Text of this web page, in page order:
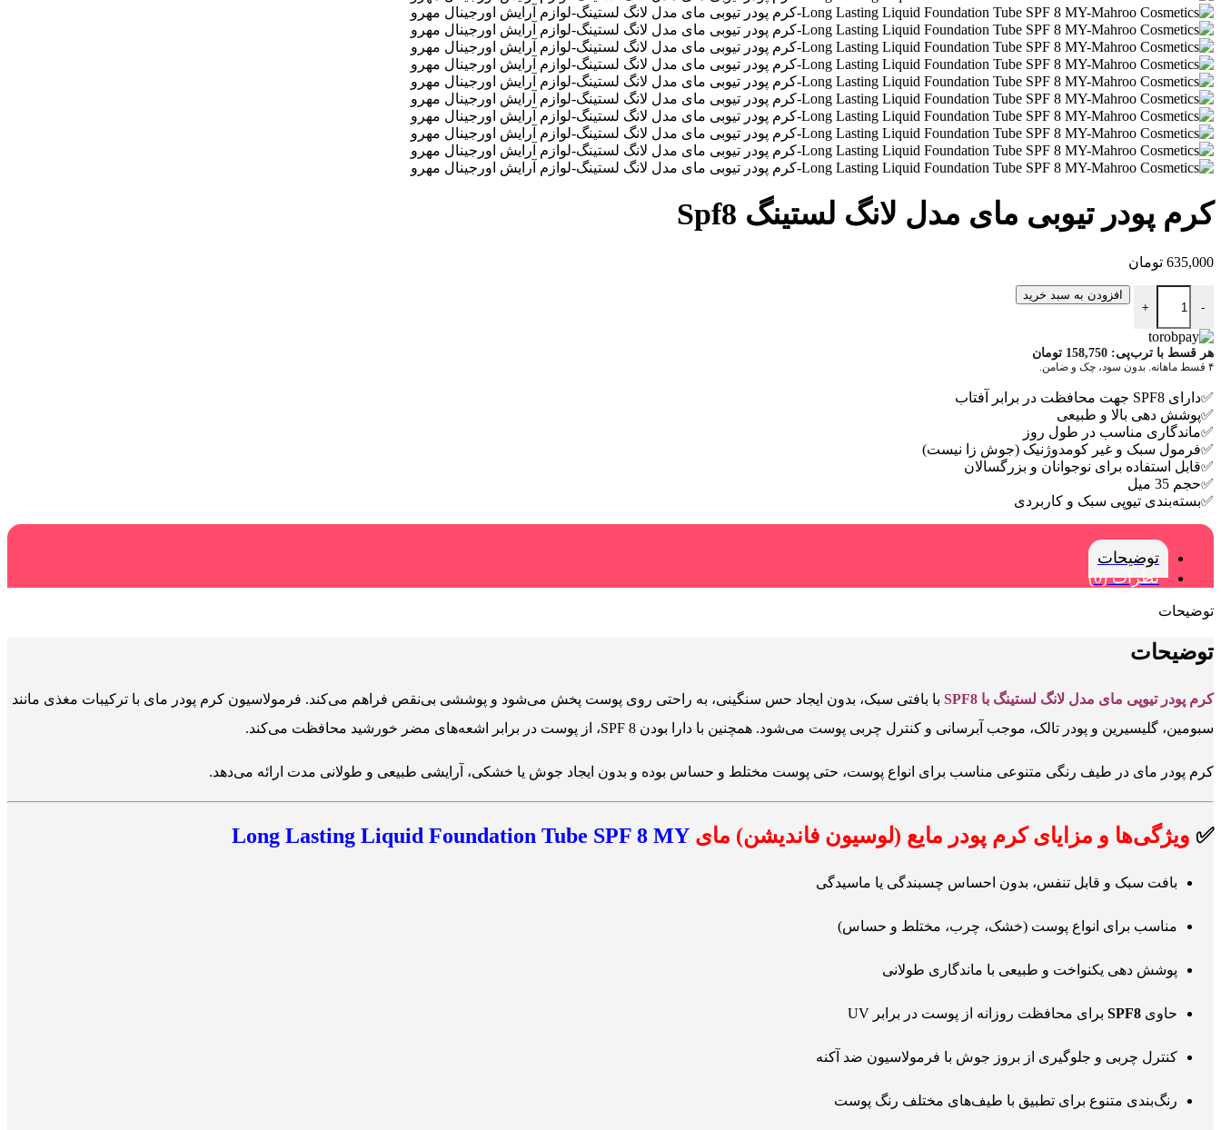
کرم پودر تیوبی مای مدل لانگ لستینگ Spf8
635,000 تومان
-
کرم پودر تیوبی مای مدل لانگ لستینگ Spf8 عدد
+
افزودن به سبد خرید
هر قسط با ترب‌پی: 158,750 تومان
۴ قسط ماهانه. بدون سود، چک و ضامن.
✅دارای SPF8 جهت محافظت در برابر آفتاب
✅پوشش دهی بالا و طبیعی
✅ماندگاری مناسب در طول روز
✅فرمول سبک و غیر کومدوژنیک (جوش زا نیست)
✅قابل استفاده برای نوجوانان و بزرگسالان
✅حجم 35 میل
✅بسته‌بندی تیوپی سبک و کاربردی
توضیحات
نظرات (0)
توضیحات
توضیحات
کرم پودر تیوپی مای مدل لانگ لستینگ با SPF8
با بافتی سبک، بدون ایجاد حس سنگینی، به راحتی روی پوست پخش می‌شود و پوششی بی‌نقص فراهم می‌کند. فرمولاسیون کرم پودر مای با ترکیبات مغذی مانند
سبومین، گلیسیرین و پودر تالک، موجب آبرسانی و کنترل چربی پوست می‌شود. همچنین با دارا بودن SPF 8، از پوست در برابر اشعه‌های مضر خورشید محافظت می‌کند.
کرم پودر مای در طیف رنگی متنوعی مناسب برای انواع پوست، حتی پوست‌ مختلط و حساس بوده و بدون ایجاد جوش یا خشکی، آرایشی طبیعی و طولانی مدت ارائه می‌دهد.
✅ ویژگی‌ها و مزایای کرم پودر مایع (لوسیون فاندیشن) مای Long Lasting Liquid Foundation Tube SPF 8 MY
بافت سبک و قابل تنفس، بدون احساس چسبندگی یا ماسیدگی
مناسب برای انواع پوست (خشک، چرب، مختلط و حساس)
پوشش دهی یکنواخت و طبیعی با ماندگاری طولانی
حاوی SPF8 برای محافظت روزانه از پوست در برابر UV
کنترل چربی و جلوگیری از بروز جوش با فرمولاسیون ضد آکنه
رنگ‌بندی متنوع برای تطبیق با طیف‌های مختلف رنگ پوست